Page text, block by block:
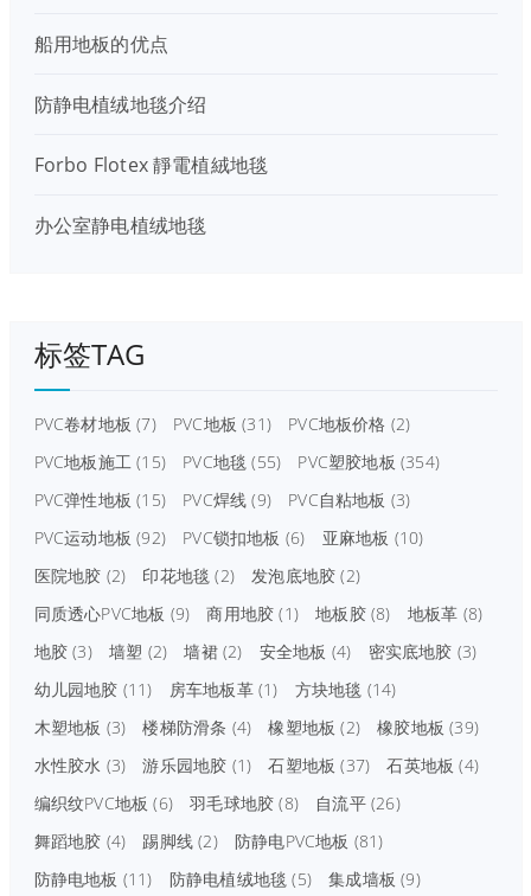
船用地板的优点
防静电植绒地毯介绍
Forbo Flotex 靜電植絨地毯
办公室静电植绒地毯
标签TAG
PVC卷材地板 (7) PVC地板 (31) PVC地板价格 (2)
PVC地板施工(15) PVC地毯 (55) PVC塑胶地板 (354)
PVC弹性地板 (15) PVC焊线 (9) PVC自粘地板 (3)
PVC运动地板 (92) PVC锁扣地板 (6) 亚麻地板 (10)
医院地胶 (2) 印花地毯 (2) 发泡底地胶 (2)
同质透心PVC地板 (9) 商用地胶 (1) 地板胶(8) 地板革 (8)
地胶(3) 墙塑 (2) 墙裙(2) 安全地板 (4) 密实底地胶 (3)
幼儿园地胶 (11) 房车地板革(1) 方块地毯 (14)
木塑地板 (3) 楼梯防滑条 (4) 橡塑地板 (2) 橡胶地板 (39)
水性胶水 (3) 游乐园地胶 (1) 石塑地板 (37) 石英地板 (4)
编织纹PVC地板 (6) 羽毛球地胶 (8) 自流平(26)
舞蹈地胶 (4) 踢脚线(2) 防静电PVC地板 (81)
防静电地板 (11) 防静电植绒地毯 (5) 集成墙板 (9)